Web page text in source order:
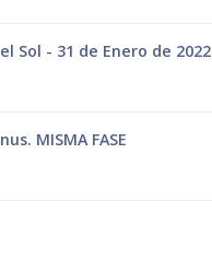
Sol - 31 de Enero de 2022
MISMA FASE